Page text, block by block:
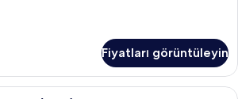
Fiyatları görüntüleyin
Kaliteli yatak takımı, minibar, odada